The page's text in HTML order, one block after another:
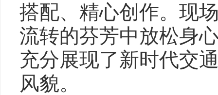
搭配、精心创作。现
流转的芬芳中放松身
充分展现了新时代交
风貌。